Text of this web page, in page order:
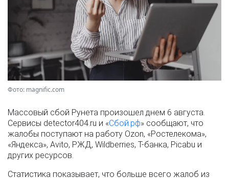
Фото: magnific.com
Массовый сбой Рунета произошел днем 6 августа.
Сервисы detector404.ru и «Сбой.рф» сообщают, что
жалобы поступают на работу Ozon, «Ростелекома»,
«Яндекса», Avito, РЖД, Wildberries, Т-банка, Picabu и
других ресурсов.
Статистика показывает, что больше всего жалоб из